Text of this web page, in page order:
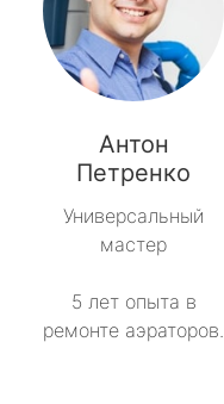
Антон
Петренко
Универсальный
мастер
5 лет опыта в
ремонте аэраторов.